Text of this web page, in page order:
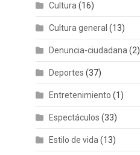
Cultura (16)
Cultura general (13)
Denuncia-ciudadana (2)
Deportes (37)
Entretenimiento (1)
Espectáculos (33)
Estilo de vida (13)